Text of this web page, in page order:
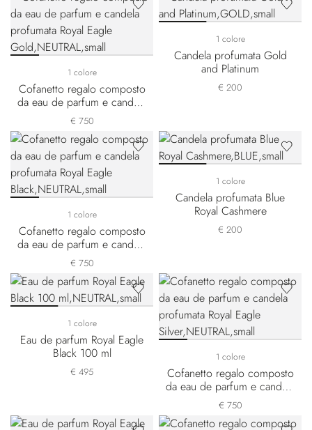
1 colore
Cofanetto regalo composto
da eau de parfum e candela
profumata Royal Eagle Gold
€ 750
1 colore
Candela profumata Gold
and Platinum
€ 200
1 colore
Cofanetto regalo composto
da eau de parfum e candela
profumata Royal Eagle Black
€ 750
1 colore
Candela profumata Blue
Royal Cashmere
€ 200
1 colore
Eau de parfum Royal Eagle
Black 100 ml
€ 495
1 colore
Cofanetto regalo composto
da eau de parfum e candela
profumata Royal Eagle
Silver
€ 750